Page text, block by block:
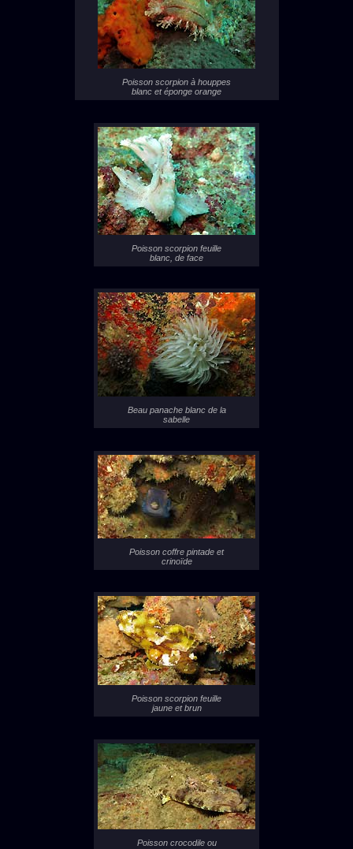
Poisson scorpion à houppes
blanc et éponge orange
Poisson scorpion feuille
blanc, de face
Beau panache blanc de la
sabelle
Poisson coffre pintade et
crinoïde
Poisson scorpion feuille
jaune et brun
Poisson crocodile ou